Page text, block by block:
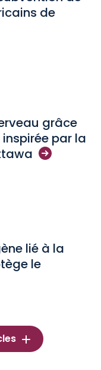
de
grâce
par la
lié à la
le